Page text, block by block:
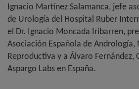
Ignacio Martínez Salamanca, jefe
de Urología del Hospital Ruber
el Dr. Ignacio Moncada Iribarren,
Asociación Española de Andrología,
Reproductiva y a Álvaro Fernández,
Aspargo Labs en España.